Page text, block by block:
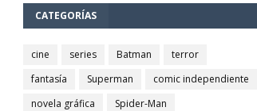
CATEGORÍAS
cine series Batman
terror
fantasía
Superman
comic independiente
novela gráfica
Spider-Man